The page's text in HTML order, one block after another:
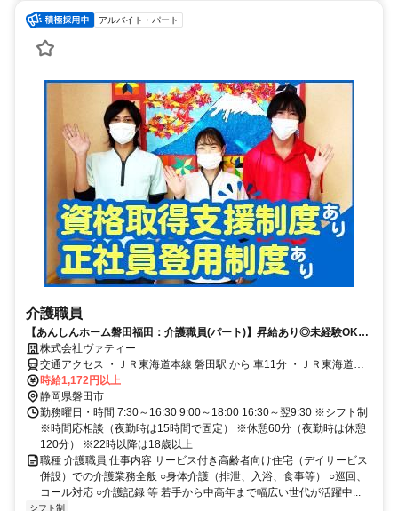
アルバイト・パート
介護職員
【あんしんホーム磐田福田：介護職員(パート)】昇給あり◎未経験OK！
勤務日数相談可
株式会社ヴァティー
交通アクセス ・ＪＲ東海道本線 磐田駅 から 車11分 ・ＪＲ東海道本
線 磐田駅 から 遠鉄バス「豊浜郵便局」行乗車20分 「福田交番前」降
車後徒歩1分
時給1,172円以上
静岡県磐田市
勤務曜日・時間 7:30～16:30 9:00～18:00 16:30～翌9:30 ※シフト制
※時間応相談（夜勤時は15時間で固定） ※休憩60分（夜勤時は休憩
120分） ※22時以降は18歳以上
職種 介護職員 仕事内容 サービス付き高齢者向け住宅（デイサービス
併設）での介護業務全般 ○身体介護（排泄、入浴、食事等） ○巡回、
コール対応 ○介護記録 等 若手から中高年まで幅広い世代が活躍中...
シフト制